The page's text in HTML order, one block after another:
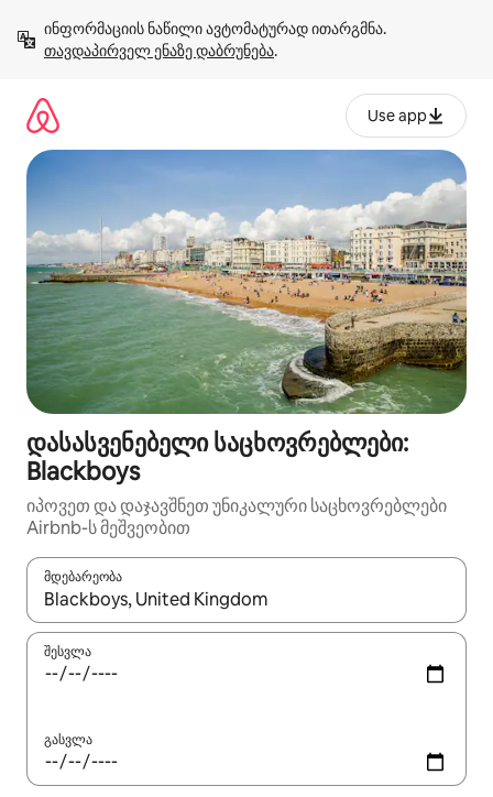
გადასვლა
თავდაპირველ ენაზე დაბრუნება.
Use app
დასასვენებელი საცხოვრებლები:
Blackboys
იპოვეთ და დაჯავშნეთ უნიკალური საცხოვრებლები
Airbnb-ს მეშვეობით
მდებარეობა
როცა შედეგები ხელმისაწვდომი გახდება, ნავიგაციისთვის
შესვლა
გასვლა